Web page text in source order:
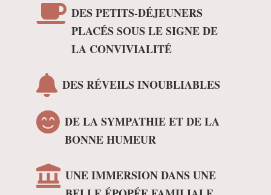
 DES PETITS-DÉJEUNERS
PLACÉS SOUS LE SIGNE DE
LA CONVIVIALITÉ
 DES RÉVEILS INOUBLIABLES
 DE LA SYMPATHIE ET DE LA
BONNE HUMEUR
 UNE IMMERSION DANS UNE